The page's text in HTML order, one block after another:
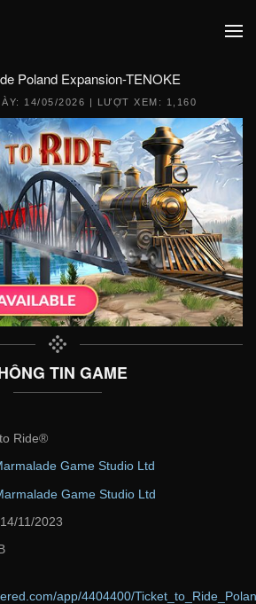
Poland Expansion-TENOKE
14/05/2026 | LƯỢT XEM: 1,160
TIN GAME
Ride®
Game Studio Ltd
Game Studio Ltd
14/11/2023
app/4404400/